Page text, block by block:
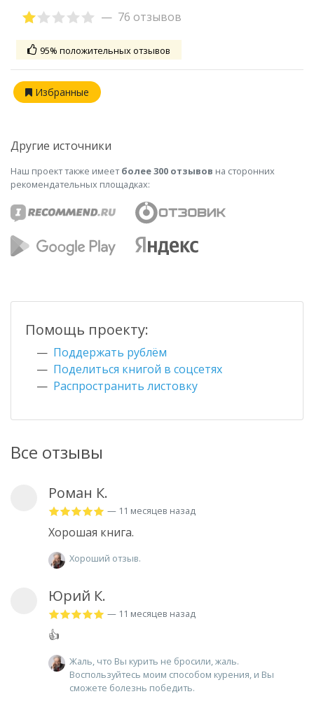
Все отзывы
Роман К.
— 11 месяцев назад
Хорошая книга.
Хороший отзыв.
Юрий К.
— 11 месяцев назад
👍
Жаль, что Вы курить не бросили, жаль.
Воспользуйтесь моим способом курения, и Вы
сможете болезнь победить.
76 отзывов
95% положительных отзывов
Избранные
Другие источники
Наш проект также имеетболее 300 отзывов на сторонних
рекомендательных площадках:
Помощь проекту:
Поддержать рублём
Поделиться книгой в соцсетях
Распространить листовку